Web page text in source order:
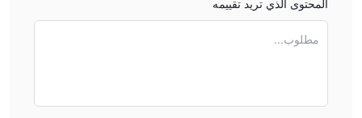
المحتوى الذي تريد تقييمه
مطلوب...